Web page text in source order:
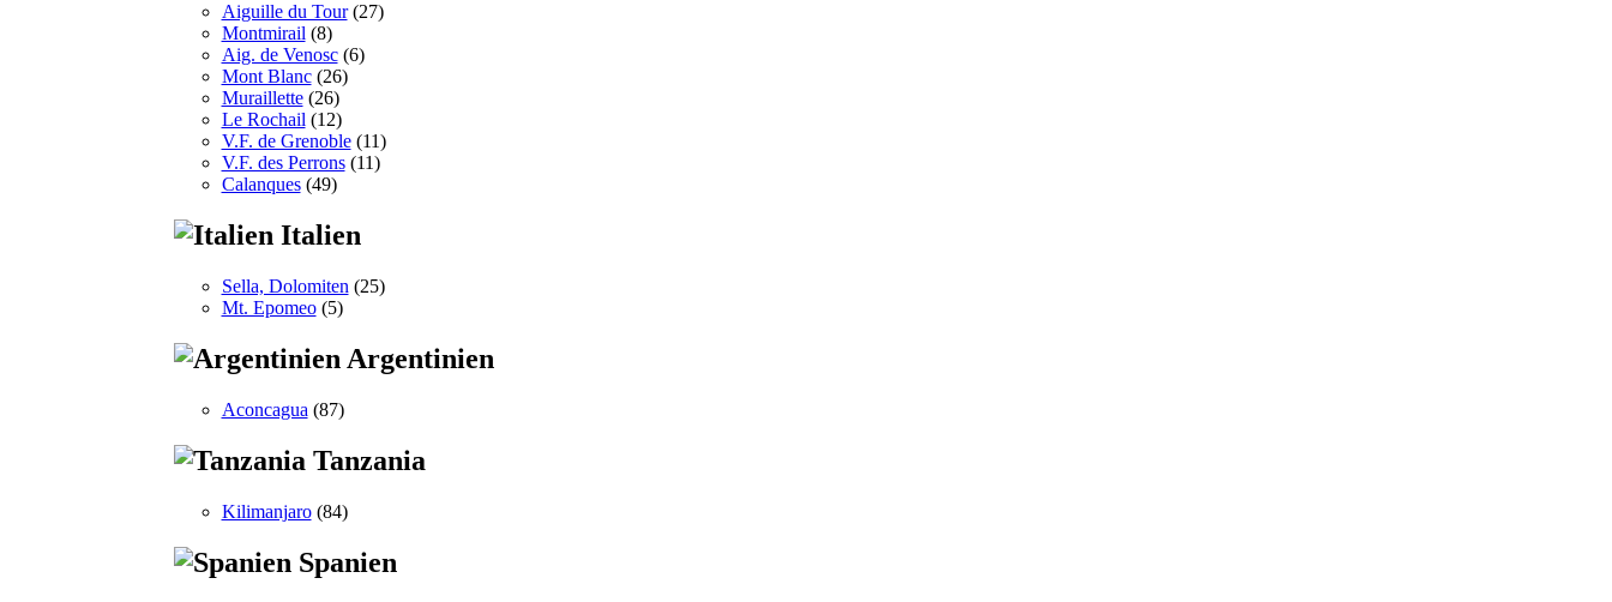
Aiguille du Tour(27)
Montmirail(8)
Aig. de Venosc(6)
Mont Blanc(26)
Muraillette(26)
Le Rochail(12)
V.F. de Grenoble(11)
V.F. des Perrons(11)
Calanques(49)
Italien
Sella, Dolomiten (25)
Mt. Epomeo(5)
Argentinien
Aconcagua (87)
Tanzania
Kilimanjaro(84)
Spanien